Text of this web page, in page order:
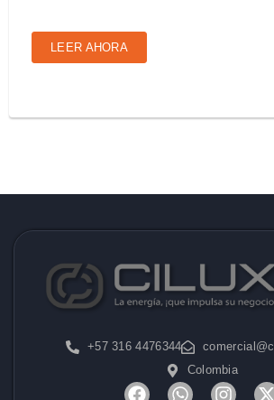
LEER AHORA
+57 316 4476344
Colombia